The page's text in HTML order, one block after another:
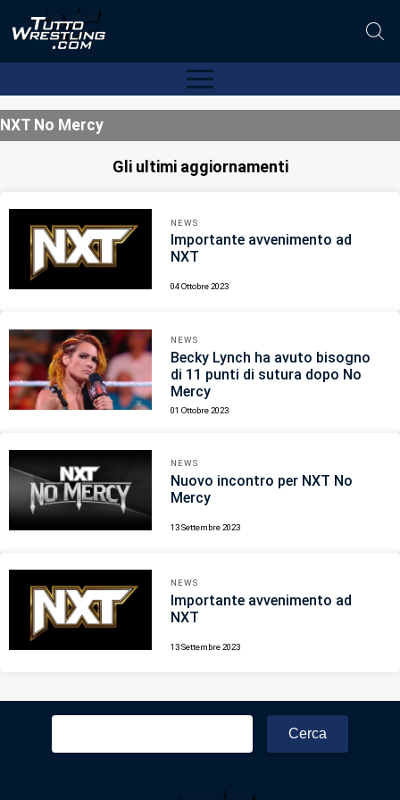
NXT No Mercy
Gli ultimi aggiornamenti
NEWS
Importante avvenimento ad
NXT
04 Ottobre 2023
NEWS
Becky Lynch ha avuto bisogno
di 11 punti di sutura dopo No
Mercy
01 Ottobre 2023
NEWS
Nuovo incontro per NXT No
Mercy
13 Settembre 2023
NEWS
Importante avvenimento ad
NXT
13 Settembre 2023
Ricerca